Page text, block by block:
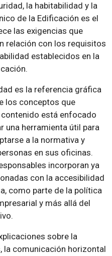
la habitabilidad y la
de la Edificación es el
las exigencias que
relación con los requisitos
establecidos en la
es la referencia gráfica
los conceptos que
está enfocado
una herramienta útil para
a la normativa y
en sus oficinas.
incorporan ya
con la accesibilidad
como parte de la política
y más allá del
sobre la
la comunicación horizontal